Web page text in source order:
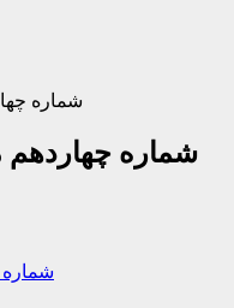
شماره
شماره چهاردهم